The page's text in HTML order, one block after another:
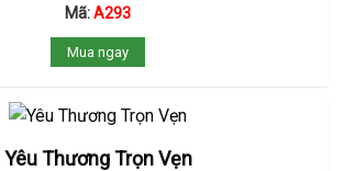
Mã:A293
Mua ngay
Yêu Thương Trọn Vẹn